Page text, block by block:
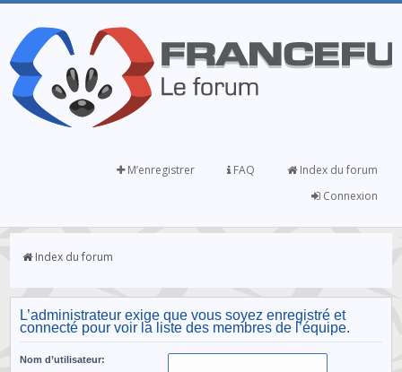
Index du forum
FAQ
M’enregistrer
Connexion
Index du forum
L’administrateur exige que vous soyez enregistré et
connecté pour voir la liste des membres de l’équipe.
Nom d’utilisateur: